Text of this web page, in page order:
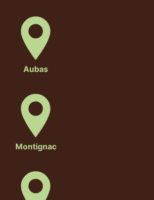
Aubas
Montignac